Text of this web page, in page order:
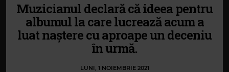
Muzicianul declară că ideea pentru
albumul la care lucrează acum a
luat naștere cu aproape un deceniu
în urmă.
LUNI, 1 NOIEMBRIE 2021